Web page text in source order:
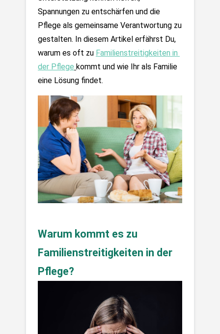
Spannungen zu entschärfen und die
Pflege als gemeinsame Verantwortung zu
gestalten. In diesem Artikel erfährst Du,
warum es oft zu Familienstreitigkeiten in
der Pflege kommt und wie Ihr als Familie
eine Lösung findet.
Warum kommt es zu
Familienstreitigkeiten in der
Pflege?